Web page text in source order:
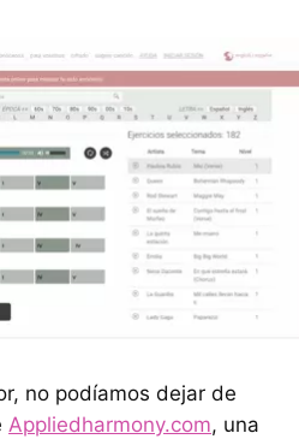
no podíamos dejar de
Appliedharmony.com, una